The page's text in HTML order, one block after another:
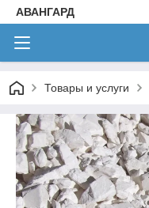
АВАНГАРД
Товары и услуги